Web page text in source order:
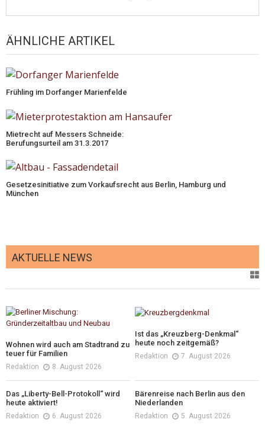
ÄHNLICHE ARTIKEL
Frühling im Dorfanger Marienfelde
Mietrecht auf Messers Schneide:
Berufungsurteil am 31.3.2017
Gesetzesinitiative zum Vorkaufsrecht aus Berlin, Hamburg und
München
AKTUELLE NEWS
Wohnen wird auch am Stadtrand zu
teuer für Familien
Redaktion 8. August 2026
Ist das „Kreuzberg-Denkmal“
heute noch zeitgemäß?
Redaktion 7. August 2026
Das „Liberty-Bell-Protokoll“ wird
heute aktiviert!
Redaktion 6. August 2026
Bärenreise nach Berlin aus den
Niederlanden
Redaktion 5. August 2026